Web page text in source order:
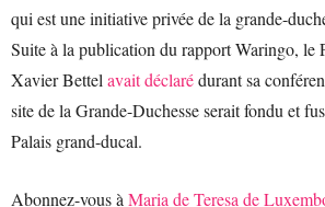
qui est une initiative privée de la grande-
Suite à la publication du rapport Waringo, le
Xavier Bettel avait déclarédurant sa
site de la Grande-Duchesse serait fondu et
Palais grand-ducal.
Abonnez-vous à Maria de Teresa de